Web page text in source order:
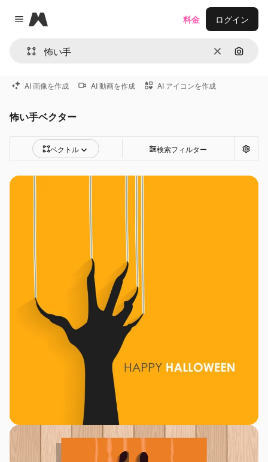
Close menu
Magnific
消去 画像で
料金 ログイン
AI 画像を作成 AI 動画を作成 AI アイコンを作成
怖い手ベクター
ベクトル 検索フィルター